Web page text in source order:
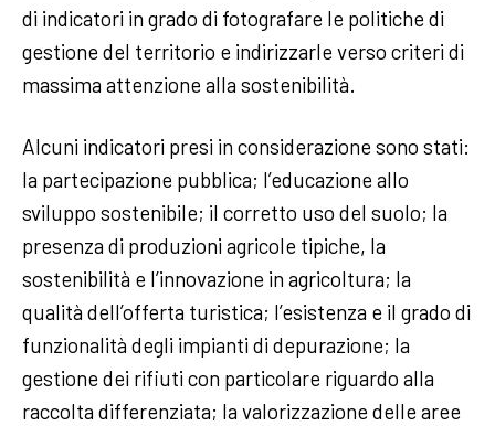
di indicatori in grado di fotografare le politiche di
gestione del territorio e indirizzarle verso criteri di
massima attenzione alla sostenibilità.
Alcuni indicatori presi in considerazione sono stati:
la partecipazione pubblica; l’educazione allo
sviluppo sostenibile; il corretto uso del suolo; la
presenza di produzioni agricole tipiche, la
sostenibilità e l’innovazione in agricoltura; la
qualità dell’offerta turistica; l’esistenza e il grado di
funzionalità degli impianti di depurazione; la
gestione dei rifiuti con particolare riguardo alla
raccolta differenziata; la valorizzazione delle aree